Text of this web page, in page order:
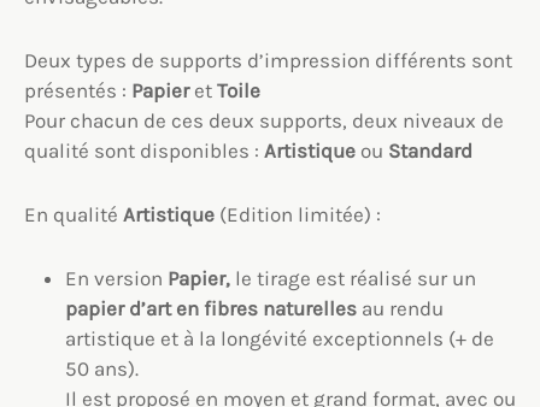
Deux types de supports d’impression différents sont
présentés : Papieret Toile
Pour chacun de ces deux supports, deux niveaux de
qualité sont disponibles : Artistique ou Standard
En qualité Artistique (Edition limitée) :
En version Papier, le tirage est réalisé sur un
papier d’art en fibres naturelles au rendu
artistique et à la longévité exceptionnels (+ de
50 ans).
Il est proposé en moyen et grand format, avec ou